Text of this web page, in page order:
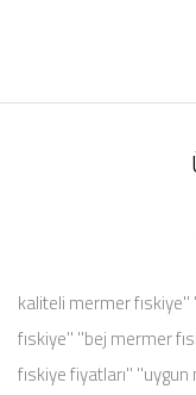
kaliteli mermer
fıskiye'' ''bej mermer
fıskiye fiyatları''